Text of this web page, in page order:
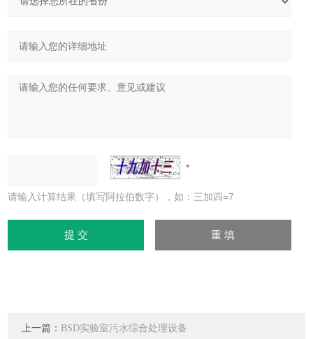
请输入计算结果（填写阿拉伯数字），如：三加四=7
上一篇： BSD实验室污水综合处理设备